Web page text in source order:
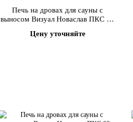
Печь на дровах для сауны с
выносом Визуал Новаслав ПКС 01
Цену уточняйте